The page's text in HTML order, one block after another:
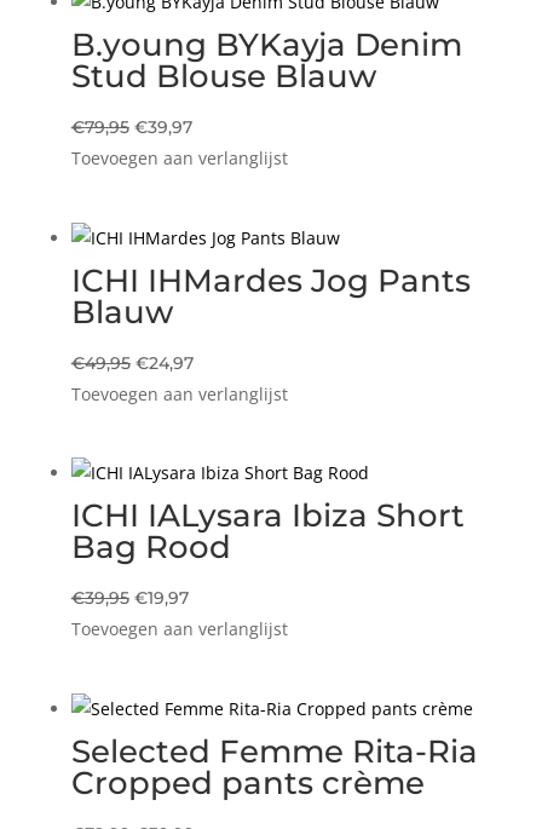
B.young BYKayja Denim
Stud Blouse Blauw
€79,95 Oorspronkelijke
prijs
€39,97Huidige
prijs
Toevoegen aan verlanglijst
ICHI IHMardes Jog Pants
Blauw
€49,95 Oorspronkelijke
prijs
€24,97Huidige
prijs
Toevoegen aan verlanglijst
ICHI IALysara Ibiza Short
Bag Rood
€39,95 Oorspronkelijke
prijs
€19,97Huidige
prijs
Toevoegen aan verlanglijst
Selected Femme Rita-Ria
Cropped pants crème